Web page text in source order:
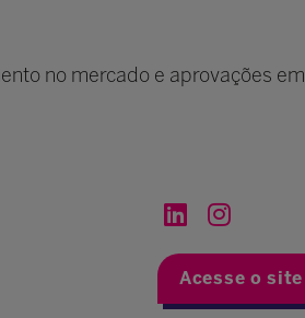
no mercado e aprovações em
Acesse o site